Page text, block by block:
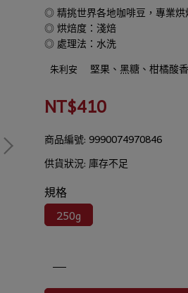
◎ 精挑世界各地咖啡豆，專業
◎ 烘焙度：淺焙
◎ 處理法：水洗
朱利安 堅果、黑糖、柑橘酸
NT$410
商品編號: 9990074970846
供貨狀況: 庫存不足
規格
250g